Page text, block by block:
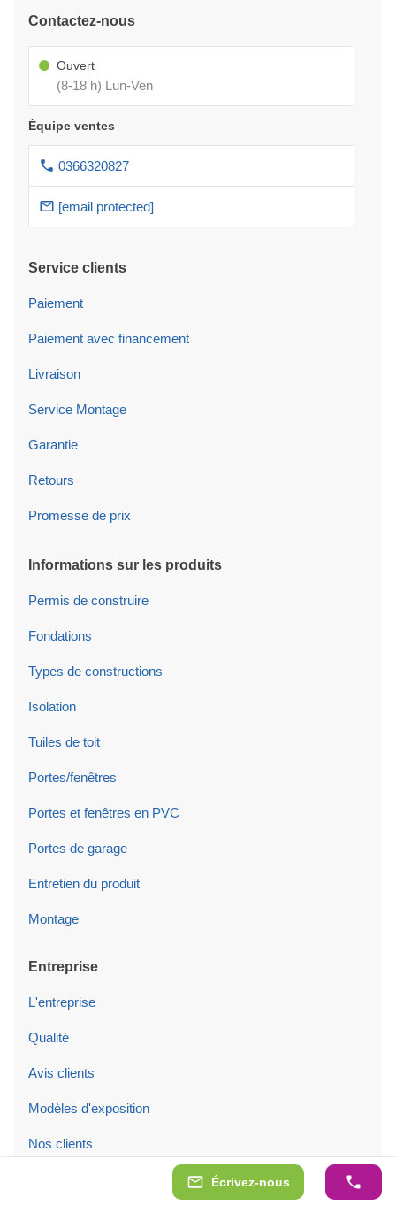
Écrivez-nous
Contactez-nous
Ouvert
(8-18 h) Lun-Ven
Équipe ventes
0366320827
[email protected]
Service clients
Paiement
Paiement avec financement
Livraison
Service Montage
Garantie
Retours
Promesse de prix
Informations sur les produits
Permis de construire
Fondations
Types de constructions
Isolation
Tuiles de toit
Portes/fenêtres
Portes et fenêtres en PVC
Portes de garage
Entretien du produit
Montage
Entreprise
L'entreprise
Qualité
Avis clients
Modèles d'exposition
Nos clients